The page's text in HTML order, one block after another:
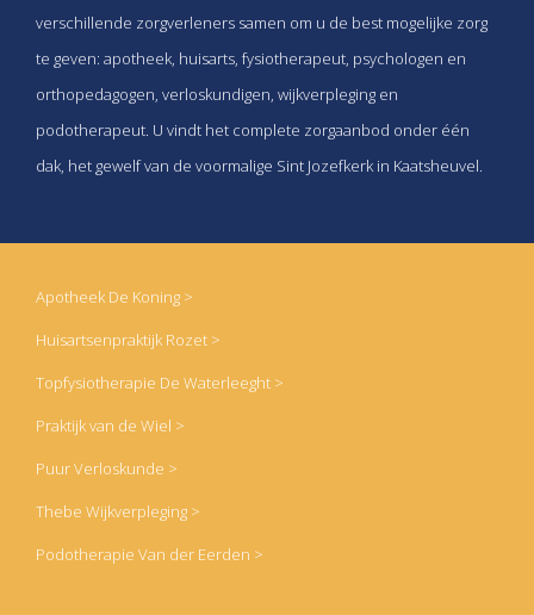
verschillende zorgverleners samen om u de best mogelijke zorg
te geven: apotheek, huisarts, fysiotherapeut, psychologen en
orthopedagogen, verloskundigen, wijkverpleging en
podotherapeut. U vindt het complete zorgaanbod onder één
dak, het gewelf van de voormalige Sint Jozefkerk in Kaatsheuvel.
Apotheek De Koning >
Huisartsenpraktijk Rozet >
Topfysiotherapie De Waterleeght >
Praktijk van de Wiel >
Puur Verloskunde >
Thebe Wijkverpleging >
Podotherapie Van der Eerden >